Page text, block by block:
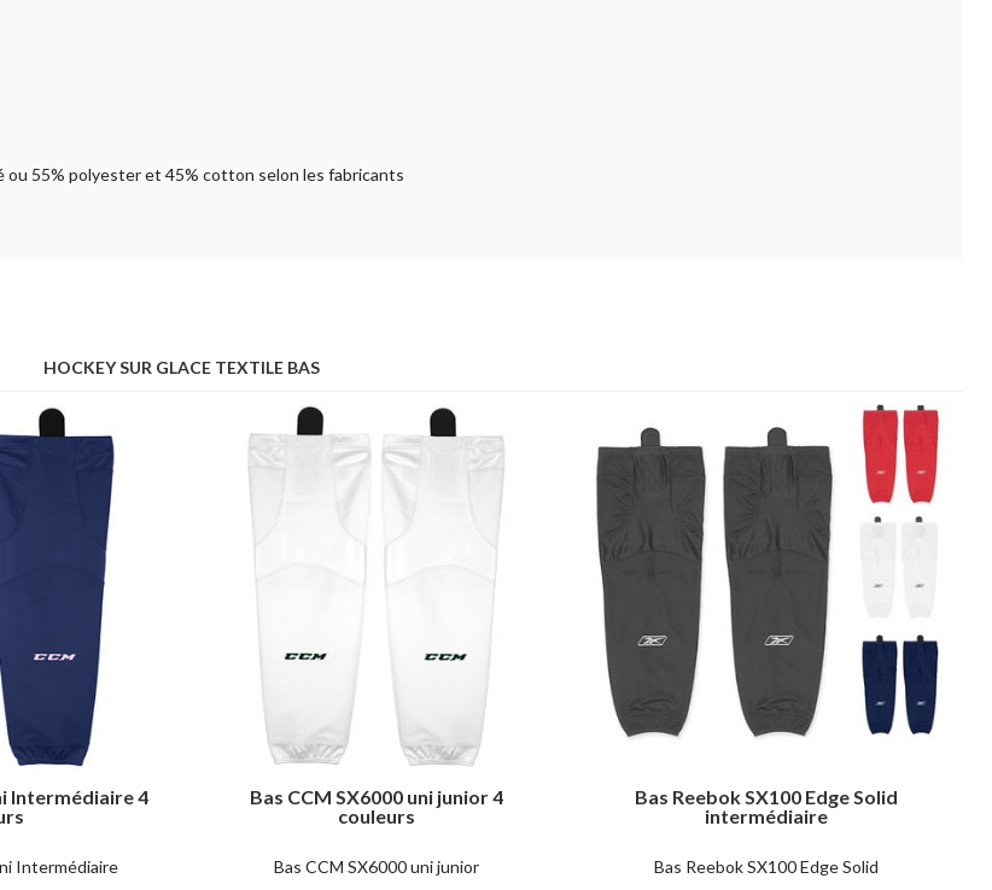
55% polyester et 45% cotton selon les fabricants
HOCKEY SUR GLACE TEXTILE BAS
Intermédiaire 4
Intermédiaire
Bas CCM SX6000 uni junior 4
couleurs
Bas CCM SX6000 uni junior
Bas Reebok SX100 Edge Solid
intermédiaire
Bas Reebok SX100 Edge Solid